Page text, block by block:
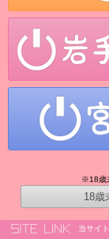
※18歳
18歳
当サイ